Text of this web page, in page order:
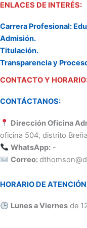
ENLACES DE INTERÉS:
Carrera Profesional:
Admisión.
Titulación.
Transparencia y
CONTACTO Y
CONTÁCTANOS:
Dirección Oficina
oficina 504, distrito
WhatsApp:-
Correo:
HORARIO DE
Lunes a Viernesde